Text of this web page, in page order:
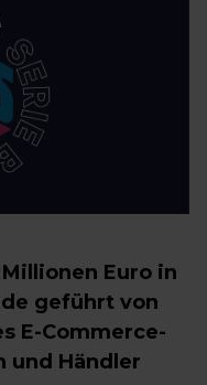
Euro in
geführt von
E-Commerce-
und Händler